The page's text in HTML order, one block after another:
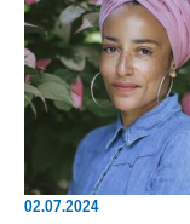
02.07.2024